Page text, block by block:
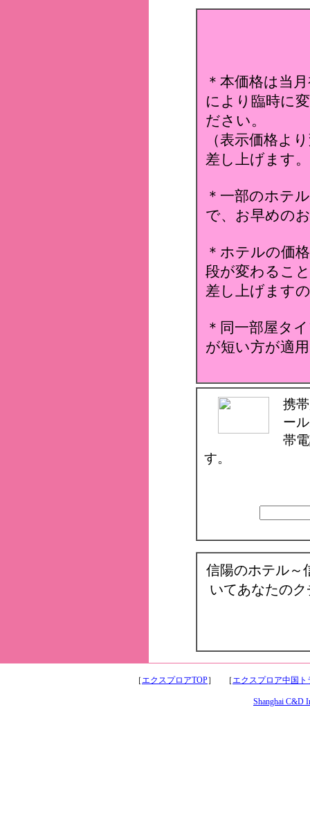
＊本価格は当
により臨時に
ださい。
（表示価格よ
差し上げます
＊一部のホテ
で、お早めの
＊ホテルの価
段が変わるこ
差し上げます
＊同一部屋タ
が短い方が適
携
ー
帯
す。
信陽のホテル～
いてあなたの
［エクスプロアTOP］ ［エクスプロア中国ト
Shanghai C&D